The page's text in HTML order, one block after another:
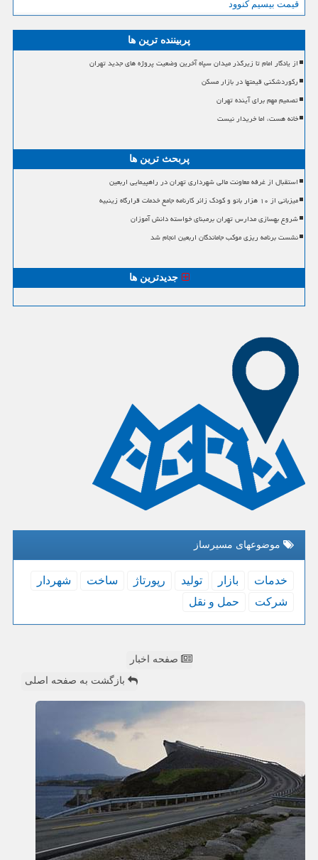
قیمت بیسیم کنوود
پربیننده ترین ها
از یادگار امام تا زیرگذر میدان سپاه آخرین وضعیت پروژه های جدید تهران
رکوردشکنی قیمتها در بازار مسکن
تصمیم مهم برای آینده تهران
خانه هست، اما خریدار نیست
پربحث ترین ها
استقبال از غرفه معاونت مالی شهرداری تهران در راهپیمایی اربعین
میزبانی از ۱۰ هزار بانو و کودک زائر کارنامه جامع خدمات قرارگاه زینبیه
شروع بهسازی مدارس تهران برمبنای خواسته دانش آموزان
نشست برنامه ریزی موکب جاماندگان اربعین انجام شد
جدیدترین ها
موضوعهای مسیرساز
خدمات بازار تولید رپورتاژ ساخت
شهردار
شركت
حمل و نقل
صفحه اخبار
بازگشت به صفحه اصلی